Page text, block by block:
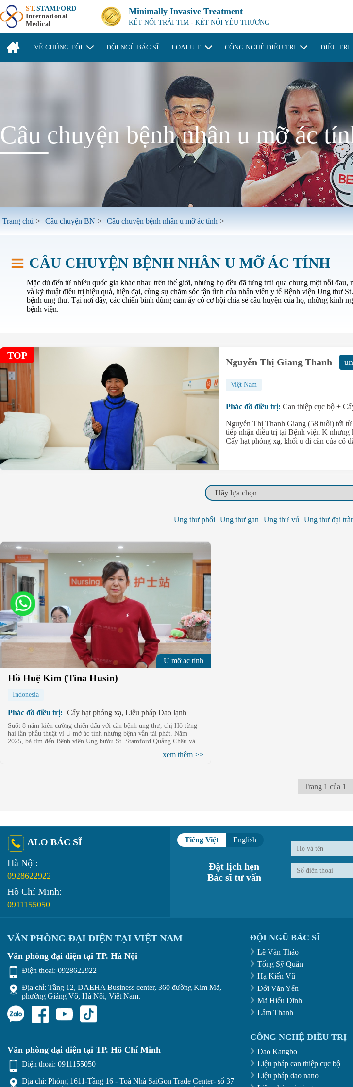
ST.STAMFORD
International
Medical
Minimally Invasive Treatment
KẾT NỐI TRÁI TIM - KẾT NỐI YÊU THƯƠNG
VỀ CHÚNG TÔI ĐỘI NGŨ BÁC SĨ LOẠI U.T CÔNG NGHỆ ĐIỀU TRỊ ĐIỀU TRỊ
Câu chuyện bệnh nhân u mỡ ác
Trang chủ > Câu chuyện BN > Câu chuyện bệnh nhân u mỡ ác tính >
CÂU CHUYỆN BỆNH NHÂN U MỠ ÁC TÍNH
Mặc dù đến từ nhiều quốc gia khác nhau trên thế giới, nhưng họ đều đã từng trải qua chung một nỗi
và kỹ thuật điều trị hiệu quả, hiện đại, cùng sự chăm sóc tận tình của nhân viên y tế Bệnh viện Ung thư
bệnh ung thư. Tại nơi đây, các chiến binh dũng cảm ấy có cơ hội chia sẻ câu huyện của họ, những kinh
bệnh viện.
TOP
Nguyễn Thị Giang Thanh
Việt Nam
Phác đồ điều trị: Can thiệp cục bộ +
Nguyễn Thị Thanh Giang (58 tuổi) tới
tiếp nhận điều trị tại Bệnh viện K nhưng
Cấy hạt phóng xạ, khối u di căn của cô
Ung thư phổi Ung thư gan Ung thư vú Ung thư đại
U mỡ ác tính
Hồ Huệ Kim (Tina Husin)
Indonesia
Phác đồ điều trị: Cấy hạt phóng xạ, Liệu pháp Dao lạnh
Suốt 8 năm kiên cường chiến đấu với căn bệnh ung thư, chị Hồ từng
hai lần phẫu thuật vì U mỡ ác tính nhưng bệnh vẫn tái phát. Năm
2025, bà tìm đến Bệnh viện Ung bướu St. Stamford Quảng Châu và
xạ và Liệu pháp Dao lạnh. Sau điều trị, kích thước và tốc độ phát triển
xem thêm >>
Trang 1 của 1
ALO BÁC SĨ
Hà Nội:
0928622922
Hồ Chí Minh:
0911155050
Tiếng Việt English
Đặt lịch hẹn
Bác sĩ tư vấn
VĂN PHÒNG ĐẠI DIỆN TẠI VIỆT NAM
Văn phòng đại diện tại TP. Hà Nội
Điện thoại: 0928622922
Địa chỉ: Tầng 12, DAEHA Business center, 360 đường Kim Mã,
phường Giảng Võ, Hà Nội, Việt Nam.
Văn phòng đại diện tại TP. Hồ Chí Minh
Điện thoại: 0911155050
Địa chỉ: Phòng 1611-Tầng 16 - Toà Nhà SaiGon Trade Center- số 37
ĐỘI NGŨ BÁC SĨ
Lê Văn Thảo
Tống Sỹ Quân
Hạ Kiến Vũ
Đới Văn Yến
Mã Hiểu Dĩnh
Lâm Thanh
CÔNG NGHỆ ĐIỀU TRỊ
Dao Kangbo
Liệu pháp can thiệp cục bộ
Liệu pháp dao nano